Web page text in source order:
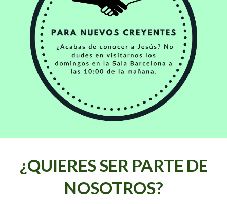
¿QUIERES SER PARTE DE
NOSOTROS?